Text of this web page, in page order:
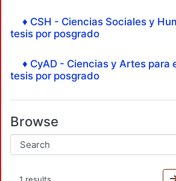
♦ CSH - Ciencias Sociales y
tesis por posgrado
♦ CyAD - Ciencias y Artes para
tesis por posgrado
Browse
1 results